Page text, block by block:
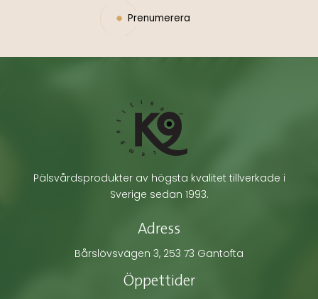
Prenumerera
Pälsvårdsprodukter av högsta kvalitet tillverkade i
Sverige sedan 1993.
Adress
Bårslövsvägen 3, 253 73 Gantofta
Öppettider